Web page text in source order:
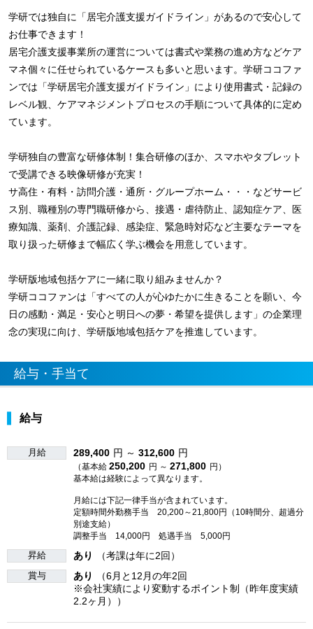
学研では独自に「居宅介護支援ガイドライン」があるので安心して
お仕事できます！
居宅介護支援事業所の運営については書式や業務の進め方などケア
マネ個々に任せられているケースも多いと思います。学研ココファ
ンでは「学研居宅介護支援ガイドライン」により使用書式・記録の
レベル観、ケアマネジメントプロセスの手順について具体的に定め
ています。
学研独自の豊富な研修体制！集合研修のほか、スマホやタブレット
で受講できる映像研修が充実！
サ高住・有料・訪問介護・通所・グループホーム・・・などサービ
ス別、職種別の専門職研修から、接遇・虐待防止、認知症ケア、医
療知識、薬剤、介護記録、感染症、緊急時対応など主要なテーマを
取り扱った研修まで幅広く学ぶ機会を用意しています。
学研版地域包括ケアに一緒に取り組みませんか？
学研ココファンは「すべての人が心ゆたかに生きることを願い、今
日の感動・満足・安心と明日への夢・希望を提供します」の企業理
念の実現に向け、学研版地域包括ケアを推進しています。
給与・手当て
給与
月給 289,400 円 ～ 312,600 円
（基本給 250,200 円 ～ 271,800 円）
基本給は経験によって異なります。
月給には下記一律手当が含まれています。
定額時間外勤務手当 20,200～21,800円（10時間分、超過分
別途支給）
調整手当 14,000円 処遇手当 5,000円
昇給 あり （考課は年に2回）
賞与 あり
（6月と12月の年2回
※会社実績により変動するポイント制（昨年度実績
2.2ヶ月））